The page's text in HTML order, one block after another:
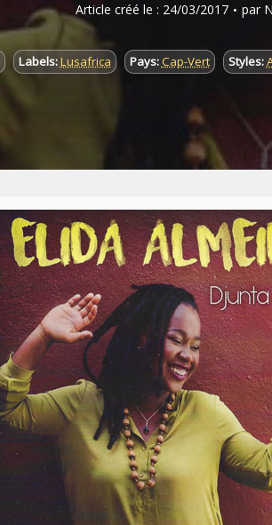
Article créé le : 24/03/2017 par
Labels:Lusafrica Pays:Cap-Vert Styles: